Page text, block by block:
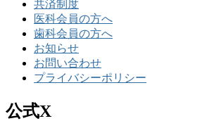
共済制度
医科会員の方へ
歯科会員の方へ
お知らせ
お問い合わせ
プライバシーポリシー
公式X